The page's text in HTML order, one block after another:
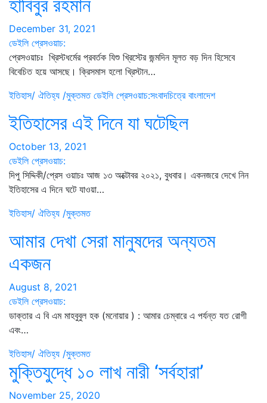
হাবিবুর রহমান
December 31, 2021
ডেইলি প্রেসওয়াচ:
প্রেসওয়াচঃ খ্রিস্টধর্মের প্রবর্তক যিশু খ্রিস্টের জন্মদিন মূলত বড় দিন হিসেবে
বিবেচিত হয়ে আসছে। ক্রিসমাস হলো খ্রিস্টান…
ইতিহাস/ ঐতিহ্য /মুক্তমত ডেইলি প্রেসওয়াচ:সংবাদচিত্রে বাংলাদেশ
ইতিহাসের এই দিনে যা ঘটেছিল
October 13, 2021
ডেইলি প্রেসওয়াচ:
দিপু সিদ্দিকী/প্রেস ওয়াচঃ আজ ১৩ অক্টোবর ২০২১, বুধবার। একনজরে দেখে নিন
ইতিহাসের এ দিনে ঘটে যাওয়া…
ইতিহাস/ ঐতিহ্য /মুক্তমত
আমার দেখা সেরা মানুষদের অন্যতম
একজন
August 8, 2021
ডেইলি প্রেসওয়াচ:
ডাক্তার এ বি এম মাহবুবুল হক (মনোয়ার ) : আমার চেম্বারে এ পর্যন্ত যত রোগী
এবং…
ইতিহাস/ ঐতিহ্য /মুক্তমত
মুক্তিযুদ্ধে ১০ লাখ নারী ‘সর্বহারা’
November 25, 2020